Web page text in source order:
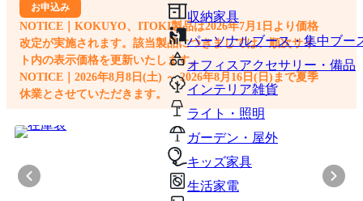
収納家具
パーソナルブース・集中ブー
オフィスアクセサリー・備品
インテリア雑貨
ライト・照明
ガーデン・屋外
キッズ家具
生活家電
お申込み
NOTICE｜KOKUYO、ITOKI製品は2026年7月1日より価格
改定が実施されます。該当製品につきましては、順次サイ
ト内の表示価格を更新いたします。
NOTICE｜2026年8月8日(土) ～ 2026年8月16日(日)まで夏季
休業とさせていただきます。